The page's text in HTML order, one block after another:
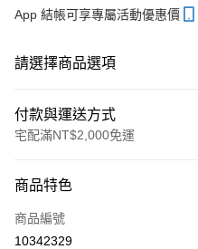
App 結帳可享專屬活動優惠價
請選擇商品選項
付款與運送方式
宅配滿NT$2,000免運
信用卡一次付款
信用卡分期付款
商品特色
商品編號
10342329